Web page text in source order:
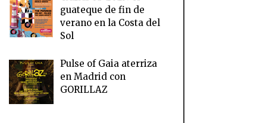
guateque de fin de
verano en la Costa del
Sol
Pulse of Gaia aterriza
en Madrid con
GORILLAZ